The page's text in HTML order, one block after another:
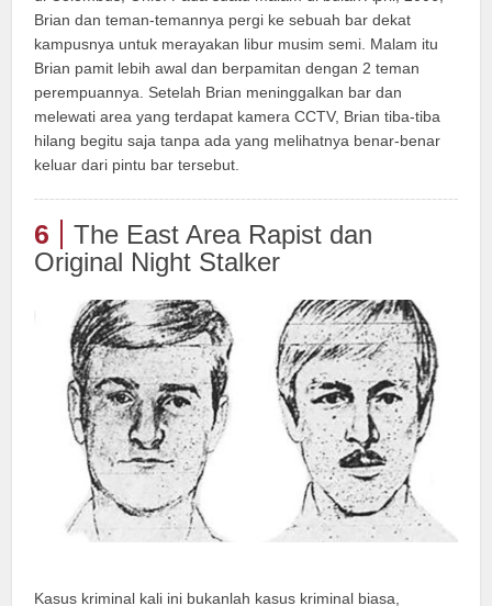
Brian dan teman-temannya pergi ke sebuah bar dekat
kampusnya untuk merayakan libur musim semi. Malam itu
Brian pamit lebih awal dan berpamitan dengan 2 teman
perempuannya. Setelah Brian meninggalkan bar dan
melewati area yang terdapat kamera CCTV, Brian tiba-tiba
hilang begitu saja tanpa ada yang melihatnya benar-benar
keluar dari pintu bar tersebut.
6
The East Area Rapist dan
Original Night Stalker
Kasus kriminal kali ini bukanlah kasus kriminal biasa,